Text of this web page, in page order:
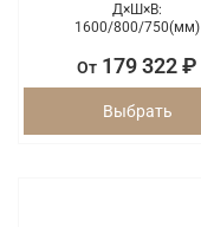
Д×Ш×В:
1600/800/750(мм)
От 179 322 ₽
Выбрать